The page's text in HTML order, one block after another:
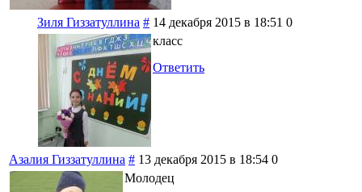
Зиля Гиззатуллина # 14 декабря 2015 в 18:51 0
класс
Ответить
Азалия Гиззатуллина # 13 декабря 2015 в 18:54 0
Молодец